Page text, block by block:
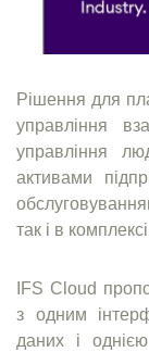
Рішення для
управління
управління
активами
так і в
IFS Cloud
з одним
даних і